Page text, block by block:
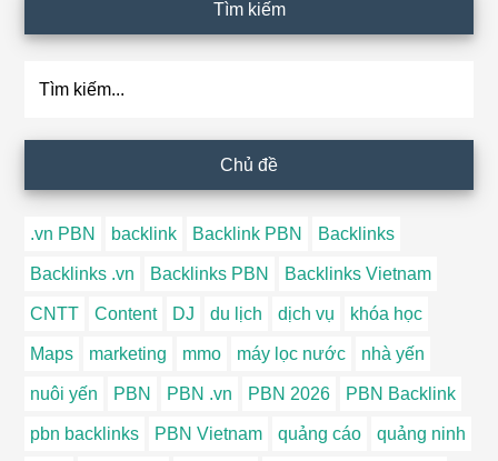
Tìm kiếm
Chủ đề
.vn PBN backlink Backlink PBN Backlinks
Backlinks .vn Backlinks PBN Backlinks Vietnam
CNTT Content DJ du lịch dịch vụ khóa học
Maps marketing mmo máy lọc nước nhà yến
nuôi yến PBN PBN .vn PBN 2026 PBN Backlink
pbn backlinks PBN Vietnam quảng cáo quảng ninh